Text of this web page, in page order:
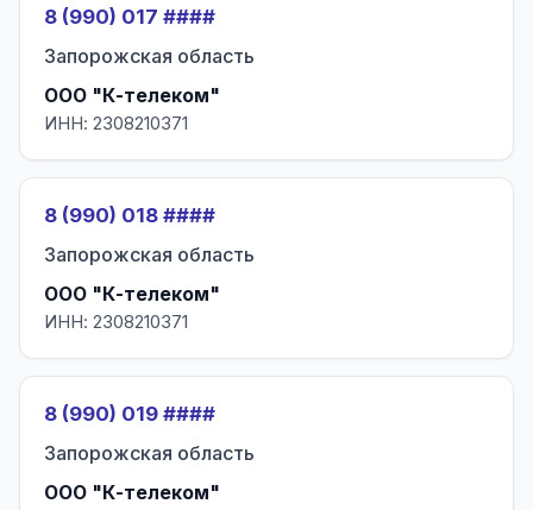
8 (990) 017 ####
Запорожская область
ООО "К-телеком"
ИНН: 2308210371
8 (990) 018 ####
Запорожская область
ООО "К-телеком"
ИНН: 2308210371
8 (990) 019 ####
Запорожская область
ООО "К-телеком"